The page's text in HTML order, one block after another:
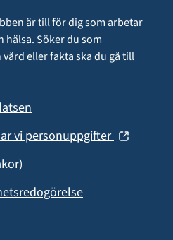
är till för dig som arbetar
hälsa. Söker du som
annan webbplats.
vi personuppgifter (öppnas